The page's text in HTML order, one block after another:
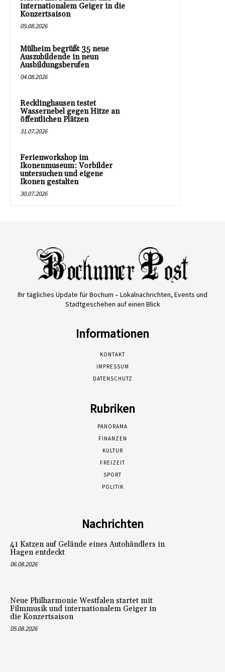
internationalem Geiger in die
Konzertsaison
05.08.2026
Mülheim begrüßt 35 neue
Auszubildende in neun
Ausbildungsberufen
04.08.2026
Recklinghausen testet
Wassernebel gegen Hitze an
öffentlichen Plätzen
31.07.2026
Ferienworkshop im
Ikonenmuseum: Vorbilder
untersuchen und eigene
Ikonen gestalten
30.07.2026
Ihr tägliches Update für Bochum – Lokalnachrichten, Events und
Stadtgeschehen auf einen Blick
Informationen
KONTAKT
IMPRESSUM
DATENSCHUTZ
Rubriken
PANORAMA
FINANZEN
KULTUR
FREIZEIT
SPORT
POLITIK
Nachrichten
41 Katzen auf Gelände eines Autohändlers in
Hagen entdeckt
06.08.2026
Neue Philharmonie Westfalen startet mit
Filmmusik und internationalem Geiger in
die Konzertsaison
05.08.2026